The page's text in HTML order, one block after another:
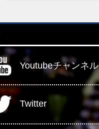
Youtubeチャンネル
Twitter